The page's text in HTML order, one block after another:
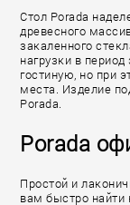
Стол Porada
древесного
закаленного
нагрузки в
гостиную, но при
места. Изделие
Porada.
Porada
Простой и
вам быстро